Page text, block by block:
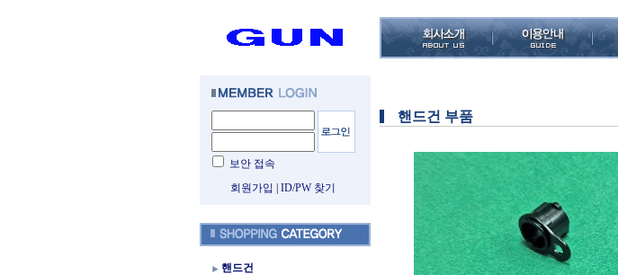
보안 접속
회원가입
ID/PW 찾기
핸드건
핸드건 부품